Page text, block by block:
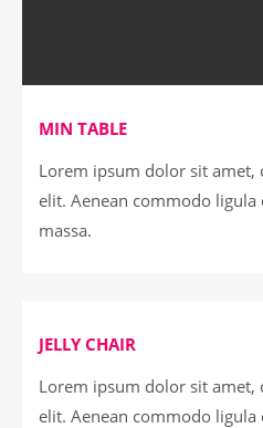
MIN TABLE
Lorem ipsum dolor sit amet,
elit. Aenean commodo ligula
massa.
JELLY CHAIR
Lorem ipsum dolor sit amet,
elit. Aenean commodo ligula